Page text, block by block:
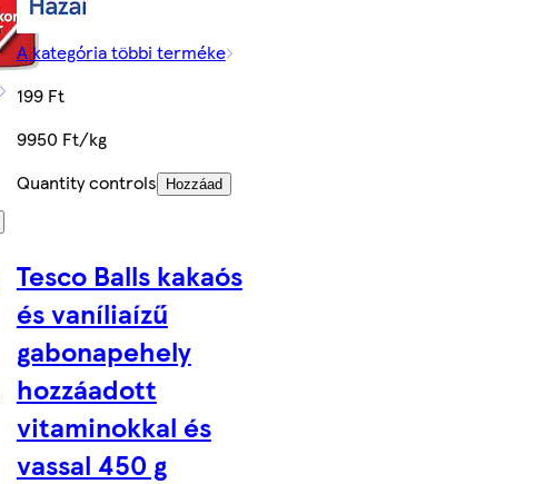
A kategória többi terméke
199 Ft
9950 Ft/kg
Quantity controls
Hozzáad
Tesco Balls kakaós
és vaníliaízű
gabonapehely
hozzáadott
vitaminokkal és
vassal 450 g